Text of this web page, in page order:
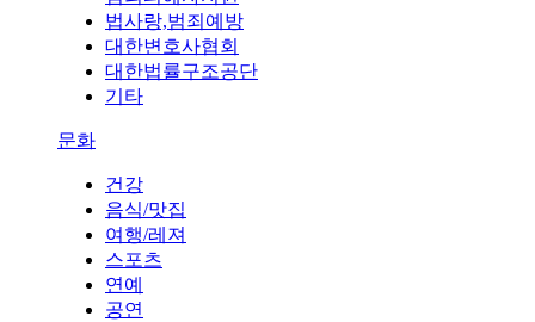
법사랑,범죄예방
대한변호사협회
대한법률구조공단
기타
문화
건강
음식/맛집
여행/레져
스포츠
연예
공연